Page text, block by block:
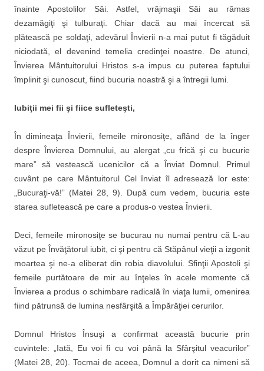
înainte Apostolilor Săi. Astfel, vrăjmaşii Săi au rămas
dezamăgiţi şi tulburaţi. Chiar dacă au mai încercat să
plătească pe soldaţi, adevărul Învierii n-a mai putut fi tăgăduit
niciodată, el devenind temelia credinţei noastre. De atunci,
Învierea Mântuitorului Hristos s-a impus cu puterea faptului
împlinit şi cunoscut, fiind bucuria noastră şi a întregii lumi.
Iubiţii mei fii şi fiice sufleteşti,
În dimineaţa Învierii, femeile mironosiţe, aflând de la înger
despre Învierea Domnului, au alergat „cu frică şi cu bucurie
mare” să vestească ucenicilor că a Înviat Domnul. Primul
cuvânt pe care Mântuitorul Cel înviat îl adresează lor este:
„Bucuraţi-vă!” (Matei 28, 9). După cum vedem, bucuria este
starea sufletească pe care a produs-o vestea Învierii.
Deci, femeile mironosiţe se bucurau nu numai pentru că L-au
văzut pe Învăţătorul iubit, ci şi pentru că Stăpânul vieţii a izgonit
moartea şi ne-a eliberat din robia diavolului. Sfinţii Apostoli şi
femeile purtătoare de mir au înţeles în acele momente că
Învierea a produs o schimbare radicală în viaţa lumii, omenirea
fiind pătrunsă de lumina nesfârşită a Împărăţiei cerurilor.
Domnul Hristos Însuşi a confirmat această bucurie prin
cuvintele: „Iată, Eu voi fi cu voi până la Sfârşitul veacurilor”
(Matei 28, 20). Tocmai de aceea, Domnul a dorit ca nimeni să